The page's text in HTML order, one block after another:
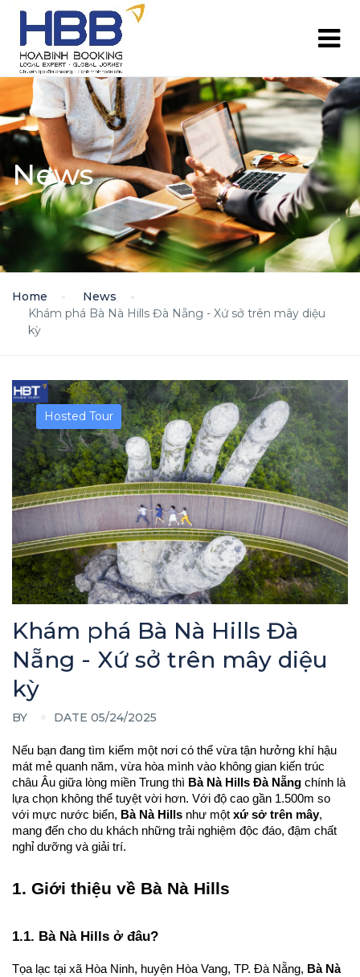
News
Home
News
Khám phá Bà Nà Hills Đà Nẵng - Xứ sở trên mây diệu
kỳ
Hosted Tour
Khám phá Bà Nà Hills Đà
Nẵng - Xứ sở trên mây diệu
kỳ
BY DATE 05/24/2025
Nếu bạn đang tìm kiếm một nơi có thể vừa tận hưởng khí hậu
mát mẻ quanh năm, vừa hòa mình vào không gian kiến trúc
châu Âu giữa lòng miền Trung thì Bà Nà Hills Đà Nẵng chính là
lựa chọn không thể tuyệt vời hơn. Với độ cao gần 1.500m so
với mực nước biển, Bà Nà Hills như một xứ sở trên mây,
mang đến cho du khách những trải nghiệm độc đáo, đậm chất
nghỉ dưỡng và giải trí.
1. Giới thiệu về Bà Nà Hills
1.1. Bà Nà Hills ở đâu?
Tọa lạc tại xã Hòa Ninh, huyện Hòa Vang, TP. Đà Nẵng, Bà Nà